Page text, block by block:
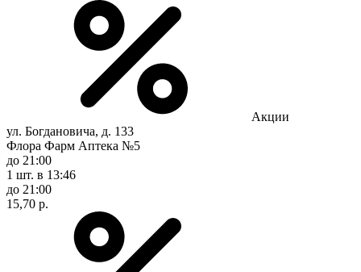
Акции
ул. Богдановича, д. 133
Флора Фарм Аптека №5
до 21:00
1 шт. в 13:46
до 21:00
15,70 р.